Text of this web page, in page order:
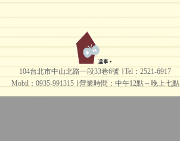
104台北市中山北路一段33巷6號 ∣ Tel：2521-6917
Mobil：0935-991315 ∣
營業時間：中午12點～晚上七點